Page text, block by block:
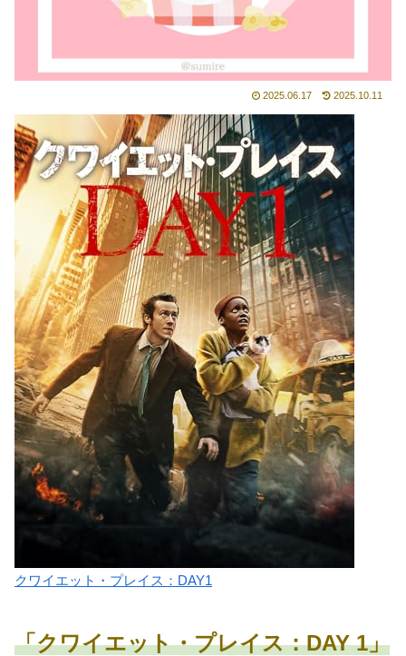
2025.06.17 2025.10.11
クワイエット・プレイス：DAY1
「クワイエット・プレイス：DAY 1」